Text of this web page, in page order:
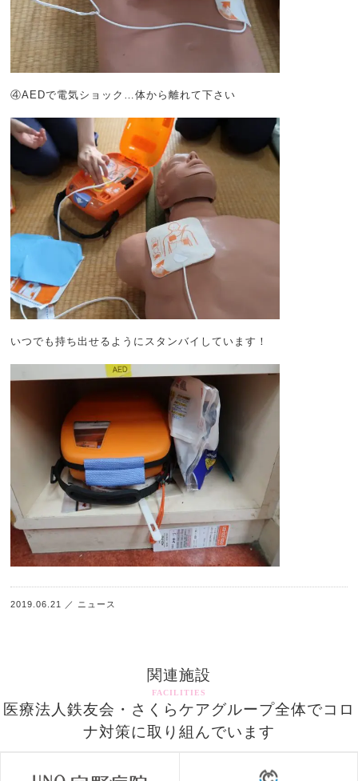
④AEDで電気ショック…体から離れて下さい
いつでも持ち出せるようにスタンバイしています！
2019.06.21 ／ ニュース
関連施設
FACILITIES
医療法人鉄友会・さくらケアグループ全体でコロ
ナ対策に取り組んでいます